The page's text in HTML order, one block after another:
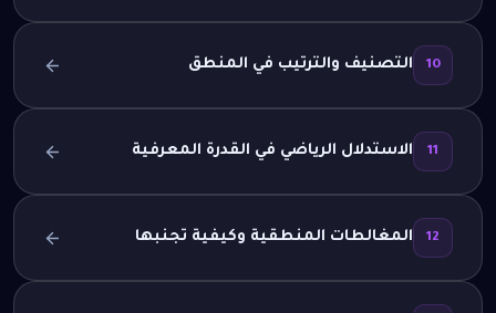
10 التصنيف والترتيب في المنطق
11 الاستدلال الرياضي في القدرة المعرفية
12 المغالطات المنطقية وكيفية تجنبها